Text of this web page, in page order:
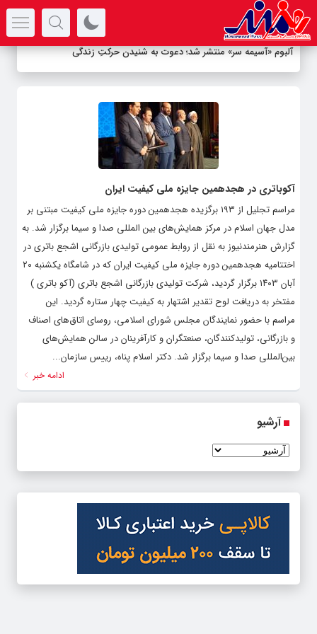
آلبوم «آسیمه سر» منتشر شد؛ دعوت به شنیدن حرکتِ زندگی
آکوباتری در هجدهمین جایزه ملی کیفیت ایران
مراسم تجلیل از ۱۹۳ برگزیده هجدهمین دوره جایزه ملی کیفیت مبتنی بر
مدل جهان اسلام در مرکز همایش‌های بین المللی صدا و سیما برگزار شد. به
گزارش هنرمندنیوز به نقل از روابط عمومی تولیدی بازرگانی اشجع باتری در
اختتامیه هجدهمین دوره جایزه ملی کیفیت ایران که در شامگاه یکشنبه ۲۰
آبان ۱۴۰۳ برگزار گردید، شرکت تولیدی بازرگانی اشجع باتری (آکو باتری )
مفتخر به دریافت لوح تقدیر اشتهار به کیفیت چهار ستاره گردید. این
مراسم با حضور نمایندگان مجلس شورای اسلامی، روسای اتاق‌های اصناف
و بازرگانی، تولیدکنندگان، صنعتگران و کارآفرینان در سالن همایش‌های
بین‌المللی صدا و سیما برگزار شد. دکتر اسلام پناه، رییس سازمان...
ادامه خبر
آرشیو